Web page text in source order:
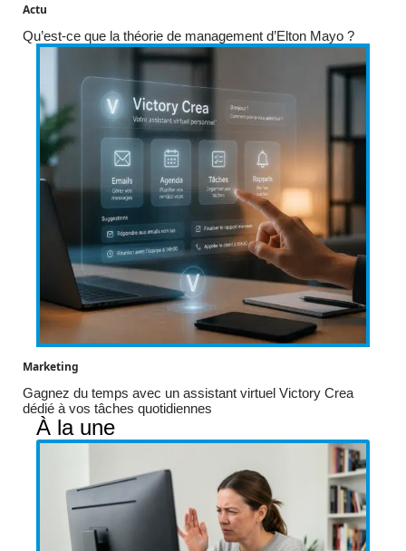
Actu
Qu’est-ce que la théorie de management d’Elton Mayo ?
Marketing
Gagnez du temps avec un assistant virtuel Victory Crea
dédié à vos tâches quotidiennes
À la une